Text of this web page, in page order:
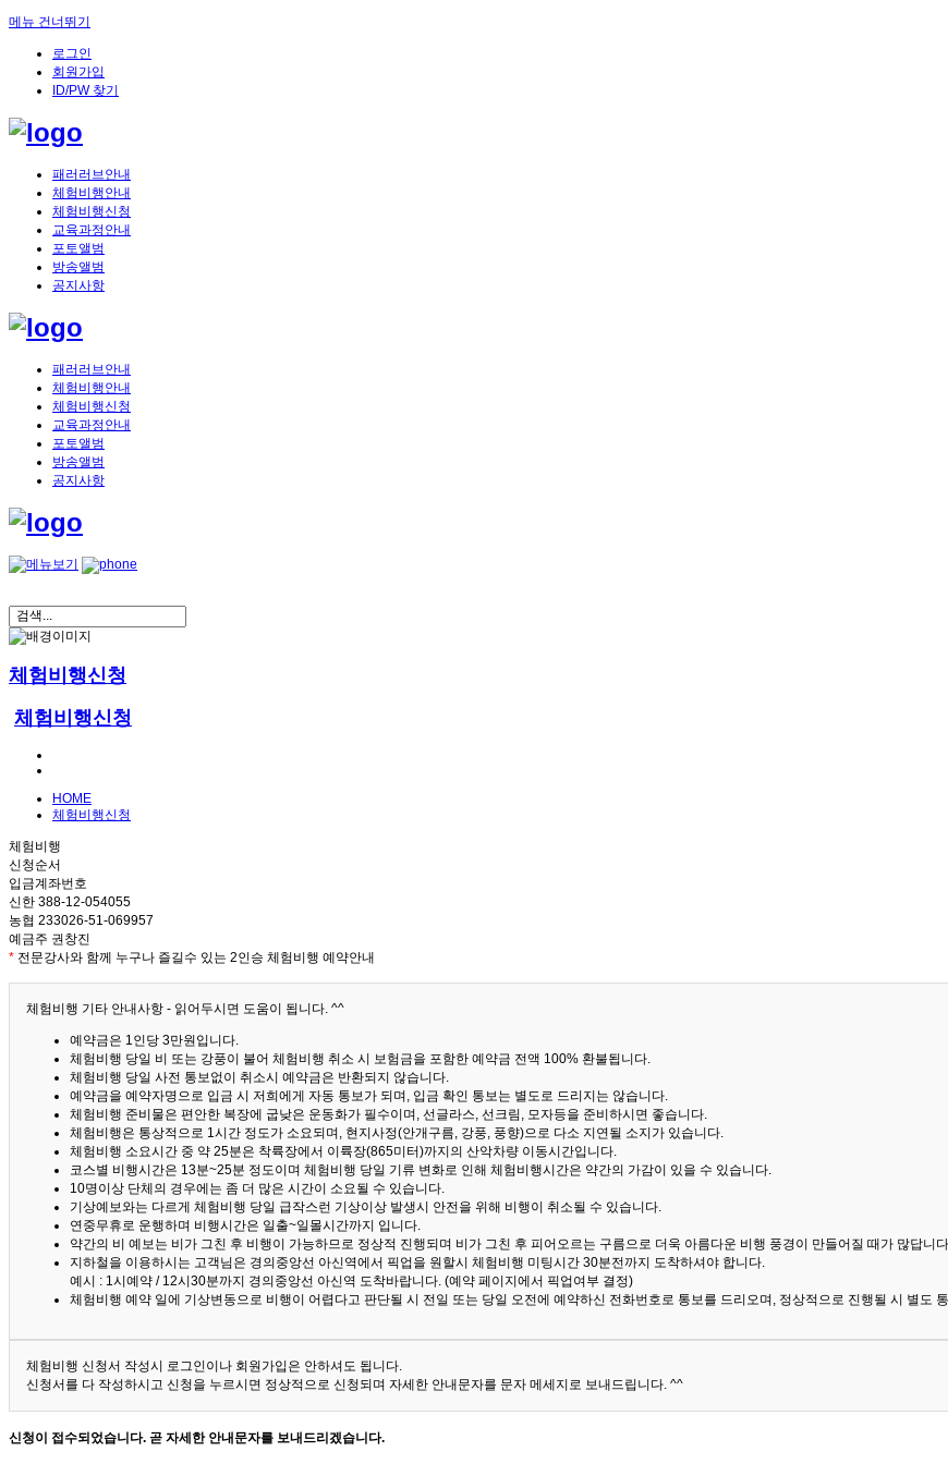
메뉴 건너뛰기
로그인
회원가입
ID/PW 찾기
패러러브안내
체험비행안내
체험비행신청
교육과정안내
포토앨범
방송앨범
공지사항
패러러브안내
체험비행안내
체험비행신청
교육과정안내
포토앨범
방송앨범
공지사항
체험비행신청
체험비행신청
HOME
체험비행신청
체험비행
신청순서
입금계좌번호
신한 388-12-054055
농협 233026-51-069957
예금주 권창진
* 전문강사와 함께 누구나 즐길수 있는 2인승 체험비행 예약안내
체험비행 기타 안내사항 - 읽어두시면 도움이 됩니다. ^^
예약금은 1인당 3만원입니다.
체험비행 당일 비 또는 강풍이 불어 체험비행 취소 시 보험금을 포함한 예약금 전액 100% 환불됩니다.
체험비행 당일 사전 통보없이 취소시 예약금은 반환되지 않습니다.
예약금을 예약자명으로 입금 시 저희에게 자동 통보가 되며, 입금 확인 통보는 별도로 드리지는 않습니다.
체험비행 준비물은 편안한 복장에 굽낮은 운동화가 필수이며, 선글라스, 선크림, 모자등을 준비하시면 좋습니다.
체험비행은 통상적으로 1시간 정도가 소요되며, 현지사정(안개구름, 강풍, 풍향)으로 다소 지연될 소지가 있습니다.
체험비행 소요시간 중 약 25분은 착륙장에서 이륙장(865미터)까지의 산악차량 이동시간입니다.
코스별 비행시간은 13분~25분 정도이며 체험비행 당일 기류 변화로 인해 체험비행시간은 약간의 가감이 있을 수 있습니다.
10명이상 단체의 경우에는 좀 더 많은 시간이 소요될 수 있습니다.
기상예보와는 다르게 체험비행 당일 급작스런 기상이상 발생시 안전을 위해 비행이 취소될 수 있습니다.
연중무휴로 운행하며 비행시간은 일출~일몰시간까지 입니다.
약간의 비 예보는 비가 그친 후 비행이 가능하므로 정상적 진행되며 비가 그친 후 피어오르는 구름으로 더욱 아름다운 비행 풍경이 만들어질 때가 많답니다.
지하철을 이용하시는 고객님은 경의중앙선 아신역에서 픽업을 원할시 체험비행 미팅시간 30분전까지 도착하셔야 합니다.
예시 : 1시예약 / 12시30분까지 경의중앙선 아신역 도착바랍니다. (예약 페이지에서 픽업여부 결정)
체험비행 예약 일에 기상변동으로 비행이 어렵다고 판단될 시 전일 또는 당일 오전에 예약하신 전화번호로 통보를 드리오며, 정상적으로 진행될 시 별도
체험비행 신청서 작성시 로그인이나 회원가입은 안하셔도 됩니다.
신청서를 다 작성하시고 신청을 누르시면 정상적으로 신청되며 자세한 안내문자를 문자 메세지로 보내드립니다. ^^
신청이 접수되었습니다. 곧 자세한 안내문자를 보내드리겠습니다.